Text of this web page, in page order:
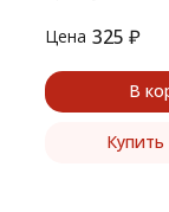
Цена 325 ₽
В
Купить